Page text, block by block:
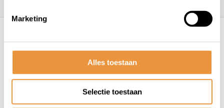
Marketing
Alles toestaan
Selectie toestaan
Algemene voorwaarden Disclaimer
Privacy
Policy
Sitemap